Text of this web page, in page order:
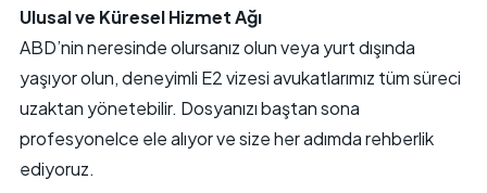
Ulusal ve Küresel Hizmet Ağı
ABD’nin neresinde olursanız olun veya yurt dışında
yaşıyor olun, deneyimli E2 vizesi avukatlarımız tüm süreci
uzaktan yönetebilir. Dosyanızı baştan sona
profesyonelce ele alıyor ve size her adımda rehberlik
ediyoruz.